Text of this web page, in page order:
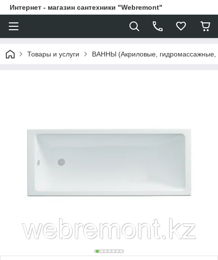
Интернет - магазин сантехники "Webremont"
Товары и услуги ВАННЫ (Акриловые,